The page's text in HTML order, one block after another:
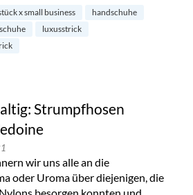
x small business
handschuhe
luxusstrick
Strumpfhosen
wir uns alle an die
oder Uroma über diejenigen, die